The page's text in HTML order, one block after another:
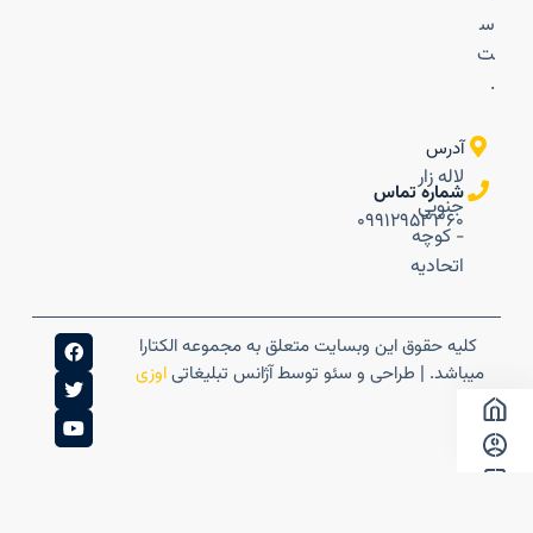
س
ت
.
آدرس
لاله زار
جنوبی
- کوچه
اتحادیه
شماره تماس
۰۹۹۱۲۹۵۳۳۶۰
کلیه حقوق این وبسایت متعلق به مجموعه الکتارا
میباشد. | طراحی و سئو توسط آژانس تبلیغاتیاوزی